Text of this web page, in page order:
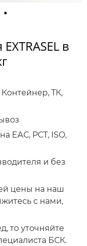
в
ТК,
ЕАС, РСТ, ISO,
и без
цены на наш
с нами,
то уточняйте
БСК.